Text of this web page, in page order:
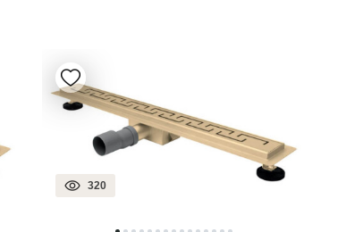
320